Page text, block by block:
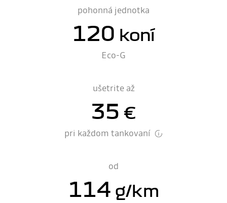
pohonná jednotka
120 koní
Eco-G
ušetrite až
35 €
pri každom tankovaní
od
114 g/km